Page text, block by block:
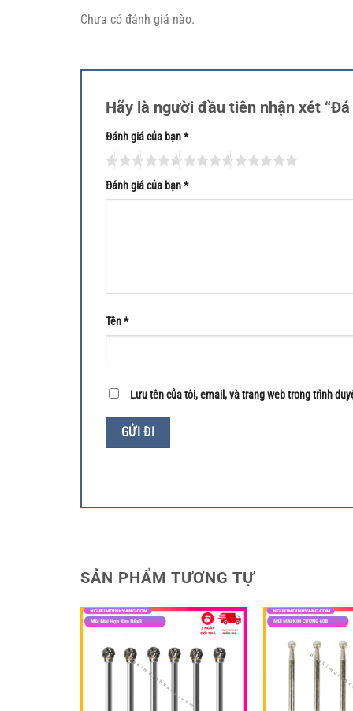
Chưa có đánh giá nào.
Hãy là người đầu tiên nhận xét
Đánh giá của bạn*
Đánh giá của bạn*
Tên*
Lưu tên của tôi, email, và trang web trong trình
SẢN PHẨM TƯƠNG TỰ